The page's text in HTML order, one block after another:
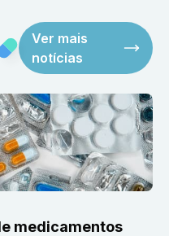
Ver mais
notícias
medicamentos